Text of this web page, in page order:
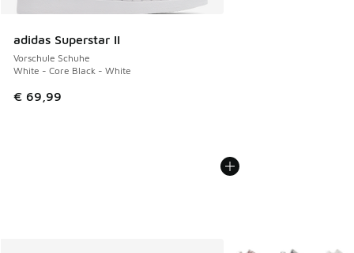
adidas Superstar II
Vorschule Schuhe
White - Core Black - White
€ 69,99
Weitere Farben